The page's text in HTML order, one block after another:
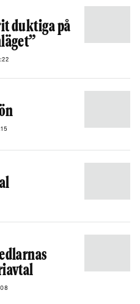
duktiga på